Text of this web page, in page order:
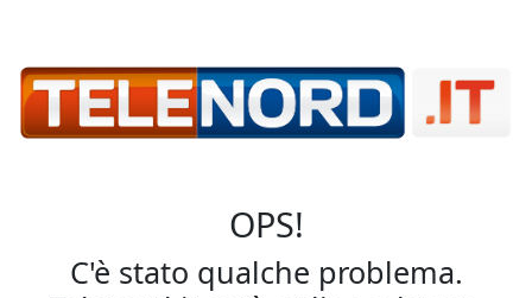
OPS!
C'è stato qualche problema.